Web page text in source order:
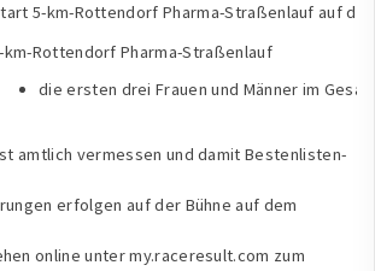
5-km-Rottendorf Pharma-Straßenlauf auf
km-Rottendorf Pharma-Straßenlauf
die ersten drei Frauen und Männer im
amtlich vermessen und damit Bestenlisten-
erfolgen auf der Bühne auf dem
online untermy.raceresult.com zum